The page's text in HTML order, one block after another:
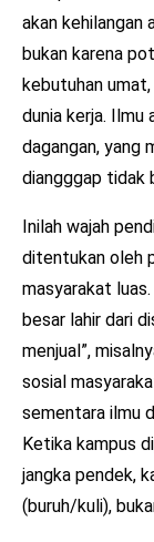
akan kehilangan
bukan karena
kebutuhan
dunia kerja. Ilmu
dagangan, yang
diangggap tidak
Inilah wajah
ditentukan oleh
masyarakat
besar lahir dari
menjual”,
sosial
sementara ilmu
Ketika kampus
jangka pendek,
(buruh/kuli),